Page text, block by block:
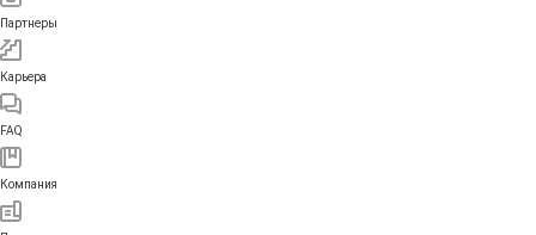
Партнеры
Карьера
FAQ
Компания